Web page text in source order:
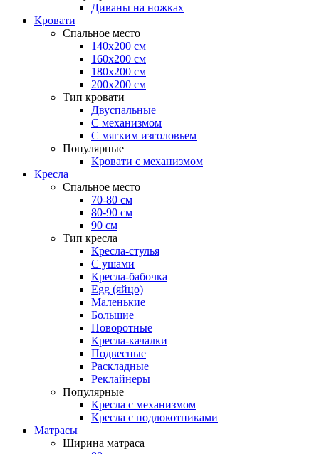
Диваны на ножках
Кровати
Спальное место
140х200 см
160х200 см
180х200 см
200х200 см
Тип кровати
Двуспальные
С механизмом
С мягким изголовьем
Популярные
Кровати с механизмом
Кресла
Спальное место
70-80 см
80-90 см
90 см
Тип кресла
Кресла-стулья
С ушами
Кресла-бабочка
Egg (яйцо)
Маленькие
Большие
Поворотные
Кресла-качалки
Подвесные
Раскладные
Реклайнеры
Популярные
Кресла с механизмом
Кресла с подлокотниками
Матрасы
Ширина матраса